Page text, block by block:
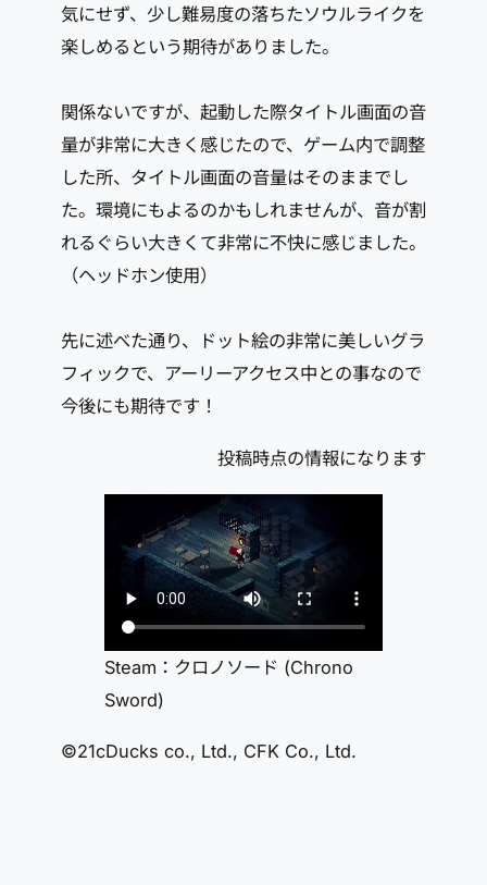
気にせず、少し難易度の落ちたソウルライクを
楽しめるという期待がありました。
関係ないですが、起動した際タイトル画面の音
量が非常に大きく感じたので、ゲーム内で調整
した所、タイトル画面の音量はそのままでし
た。環境にもよるのかもしれませんが、音が割
れるぐらい大きくて非常に不快に感じました。
（ヘッドホン使用）
先に述べた通り、ドット絵の非常に美しいグラ
フィックで、アーリーアクセス中との事なので
今後にも期待です！
投稿時点の情報になります
Steam：クロノソード (Chrono
Sword)
©21cDucks co., Ltd., CFK Co., Ltd.